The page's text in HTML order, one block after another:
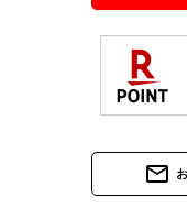
mail_outline